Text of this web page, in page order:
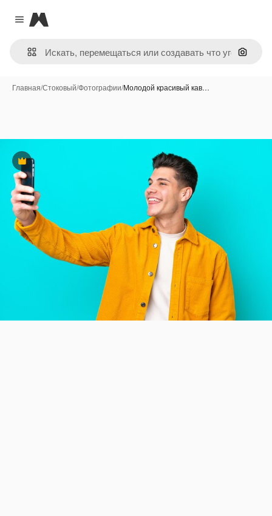
Close menu
Magnific
Поиск
Главная/Стоковый/Фотографии/Молодой красивый кав…
Премиум